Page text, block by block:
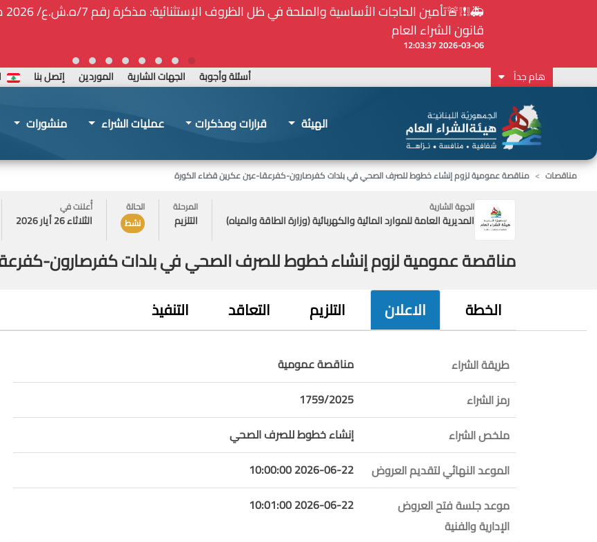
⚠️... ويكون النشر إلزامياً على المنصة الإلكترونيّة المركزيّة لدى هيئة الشراء العام... الخ. (المادة 109 : الشفافية)
2026-02-24 13:48:11
هام جداً أسئلة وأجوبة الجهات الشارية الموردين إتصل بنا
الهيئة قرارات ومذكرات عمليات الشراء منشورات
مناقصات
مناقصة عمومية لزوم إنشاء خطوط للصرف الصحي في بلدات كفرصارون-كفرعقا-عين عكرين قضاء الكورة
الجهة الشارية
المديرية العامة للموارد المائية والكهربائية (وزارة الطاقة والمياه)
المرحلة
التلزيم
الحالة
نشط
أُعلنت في
الثلاثاء 26 أيار 2026
مناقصة عمومية لزوم إنشاء خطوط للصرف الصحي في بلدات كفرصارون-
الخطة الاعلان التلزيم التعاقد التنفيذ
طريقة الشراء
مناقصة عمومية
رمز الشراء
1759/2025
ملخص الشراء
إنشاء خطوط للصرف الصحي
الموعد النهائي لتقديم العروض
2026-06-22 10:00:00
موعد جلسة فتح العروض
الإدارية والفنية
2026-06-22 10:01:00